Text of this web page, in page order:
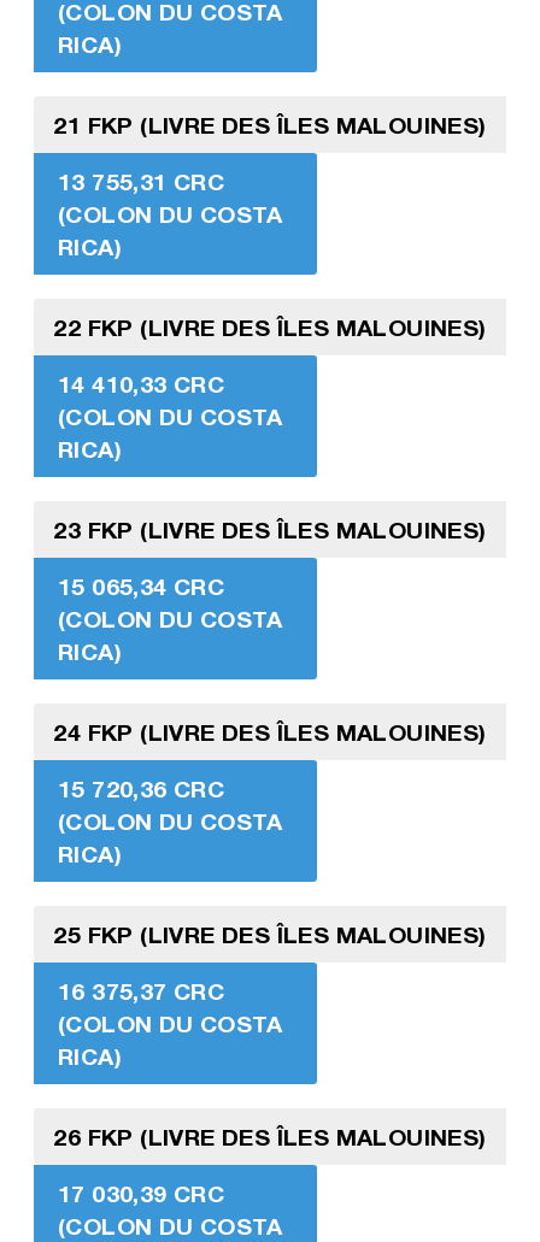
(COLON DU COSTA
RICA)
21 FKP (LIVRE DES ÎLES MALOUINES)
13 755,31 CRC
(COLON DU COSTA
RICA)
22 FKP (LIVRE DES ÎLES MALOUINES)
14 410,33 CRC
(COLON DU COSTA
RICA)
23 FKP (LIVRE DES ÎLES MALOUINES)
15 065,34 CRC
(COLON DU COSTA
RICA)
24 FKP (LIVRE DES ÎLES MALOUINES)
15 720,36 CRC
(COLON DU COSTA
RICA)
25 FKP (LIVRE DES ÎLES MALOUINES)
16 375,37 CRC
(COLON DU COSTA
RICA)
26 FKP (LIVRE DES ÎLES MALOUINES)
17 030,39 CRC
(COLON DU COSTA